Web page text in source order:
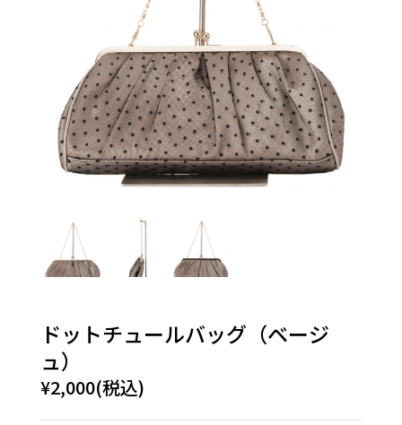
ドットチュールバッグ（ベージ
ュ）
¥2,000(税込)